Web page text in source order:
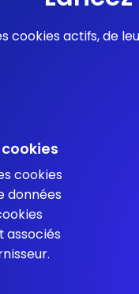
cookies actifs, de
cookies
données
associés